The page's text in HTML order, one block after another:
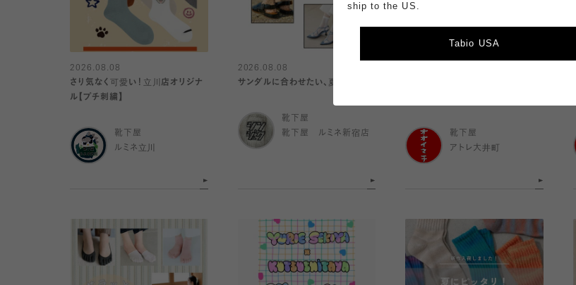
2026.08.08
さり気なく可愛い！立川店オリジナ
ル【プチ刺繍】
靴下屋
ルミネ立川
2026.08.08
サンダルに合わせたい、夏の靴下🌻
靴下屋
靴下屋 ルミネ新宿店
靴下屋
アトレ大井町
ship to the US.
Tabio USA